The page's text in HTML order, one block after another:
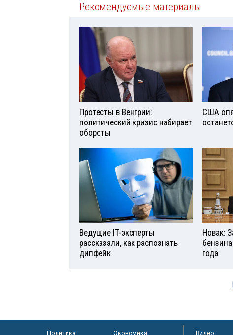
Рекомендуемые материалы
Протесты в Венгрии:
политический кризис набирает
обороты
США
Ведущие IT-эксперты
рассказали, как распознать
дипфейк
Новак:
года
Политика Экономика Видео